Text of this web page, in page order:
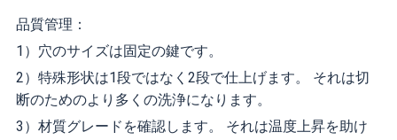
品質管理：
1）穴のサイズは固定の鍵です。
2）特殊形状は1段ではなく2段で仕上げます。 それは切
断のためのより多くの洗浄になります。
3）材質グレードを確認します。 それは温度上昇を助け